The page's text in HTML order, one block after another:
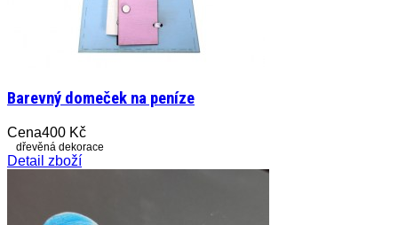
Barevný domeček na peníze
Cena400 Kč
dřevěná dekorace
Detail zboží